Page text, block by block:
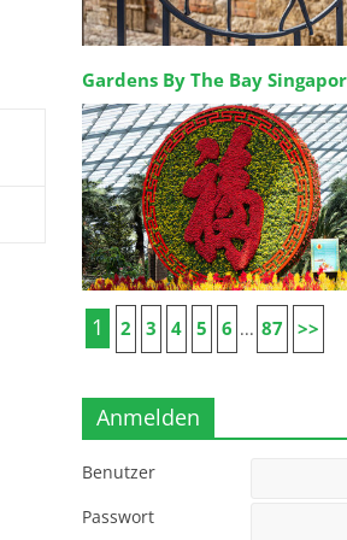
Gardens By The Bay
1 2 3 4 5 6 ... 87 >>
Anmelden
Benutzer
Passwort